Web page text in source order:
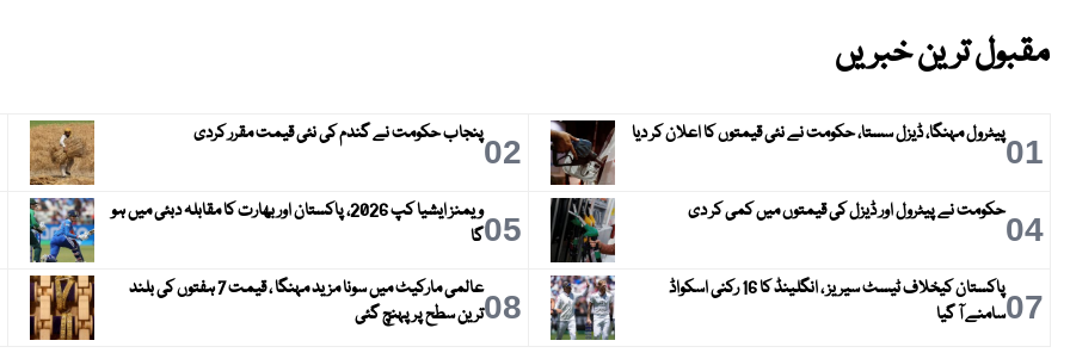
مقبول ترین خبریں
01پیٹرول مہنگا، ڈیزل سستا، حکومت نے نئی قیمتوں کا اعلان کر دیا 02پنجاب حکومت نے گندم کی نئی قیمت مقرر کردی
04حکومت نے پیٹرول اور ڈیزل کی قیمتوں میں کمی کر دی 05
ویمنز ایشیا کپ 2026، پاکستان اور بھارت کا مقابلہ دبئی میں ہو
گا
07
پاکستان کیخلاف ٹیسٹ سیریز ، انگلینڈ کا 16 رکنی اسکواڈ
سامنے آ گیا
08
عالمی مارکیٹ میں سونا مزید مہنگا ، قیمت 7 ہفتوں کی بلند
ترین سطح پر پہنچ گئی